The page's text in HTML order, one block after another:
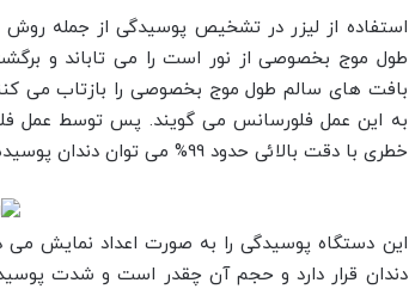
استفاده از لیزر در تشخیص پوسیدگی از جمله
طول موج بخصوصی از نور است را می تاباند و
بافت های سالم طول موج بخصوصی را بازتاب می
به این عمل فلورسانس می گویند. پس توسط عمل
خطری با دقت بالائی حدود 99% می توان دندان پوسیده را تشخیص داد.
این دستگاه پوسیدگی را به صورت اعداد نمایش
دندان قرار دارد و حجم آن چقدر است و شدت